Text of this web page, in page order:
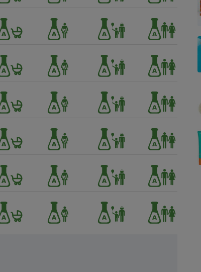
Four encastrable
Aspirateur
Appareil photo
Électricité - Gaz
Lessive